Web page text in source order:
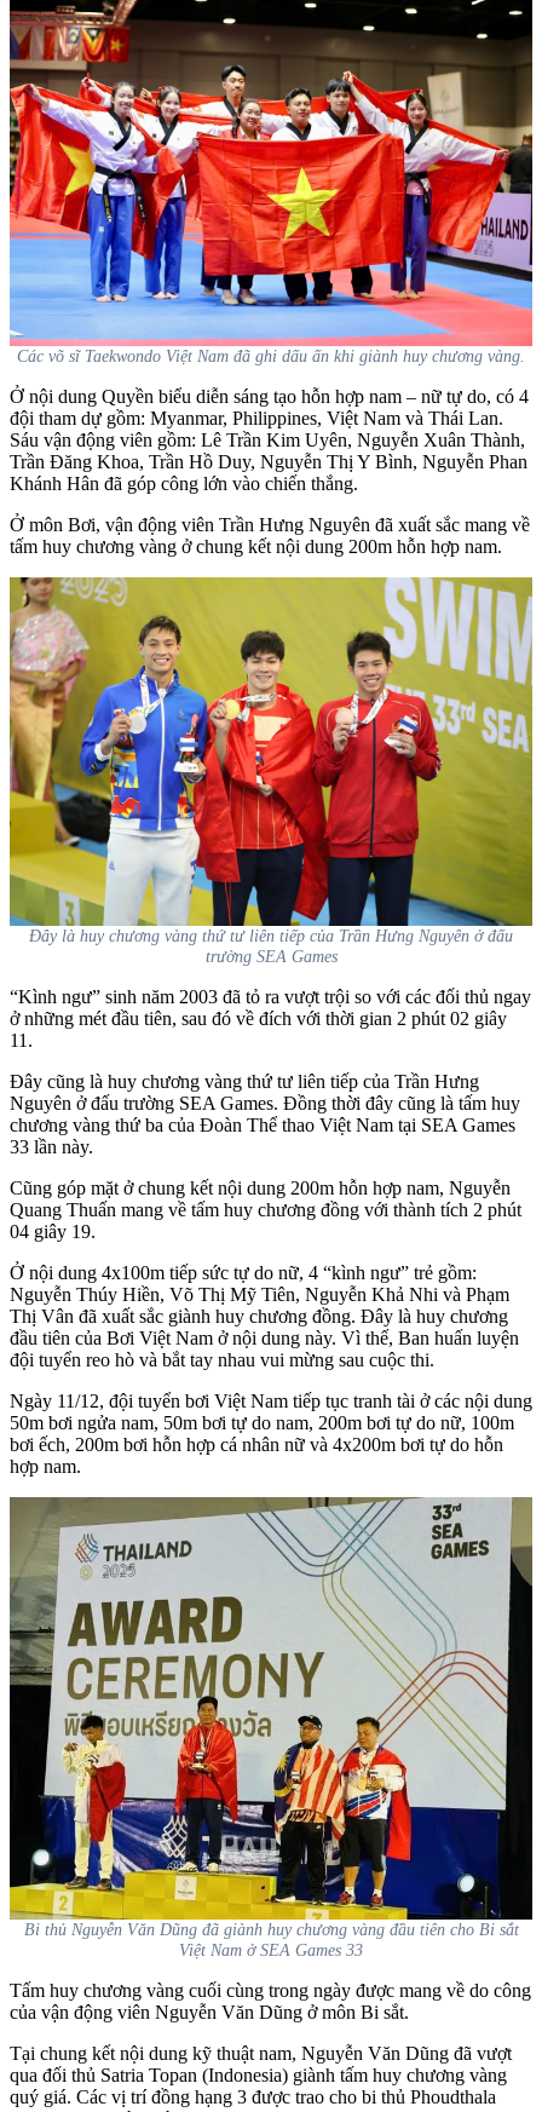
Các võ sĩ Taekwondo Việt Nam đã ghi dấu ấn khi giành huy chương vàng.
Ở nội dung Quyền biểu diễn sáng tạo hỗn hợp nam – nữ tự do, có 4
đội tham dự gồm: Myanmar, Philippines, Việt Nam và Thái Lan.
Sáu vận động viên gồm: Lê Trần Kim Uyên, Nguyễn Xuân Thành,
Trần Đăng Khoa, Trần Hồ Duy, Nguyễn Thị Y Bình, Nguyễn Phan
Khánh Hân đã góp công lớn vào chiến thắng.
Ở môn Bơi, vận động viên Trần Hưng Nguyên đã xuất sắc mang về
tấm huy chương vàng ở chung kết nội dung 200m hỗn hợp nam.
Đây là huy chương vàng thứ tư liên tiếp của Trần Hưng Nguyên ở đấu
trường SEA Games
“Kình ngư” sinh năm 2003 đã tỏ ra vượt trội so với các đối thủ ngay
ở những mét đầu tiên, sau đó về đích với thời gian 2 phút 02 giây
11.
Đây cũng là huy chương vàng thứ tư liên tiếp của Trần Hưng
Nguyên ở đấu trường SEA Games. Đồng thời đây cũng là tấm huy
chương vàng thứ ba của Đoàn Thể thao Việt Nam tại SEA Games
33 lần này.
Cũng góp mặt ở chung kết nội dung 200m hỗn hợp nam, Nguyễn
Quang Thuấn mang về tấm huy chương đồng với thành tích 2 phút
04 giây 19.
Ở nội dung 4x100m tiếp sức tự do nữ, 4 “kình ngư” trẻ gồm:
Nguyễn Thúy Hiền, Võ Thị Mỹ Tiên, Nguyễn Khả Nhi và Phạm
Thị Vân đã xuất sắc giành huy chương đồng. Đây là huy chương
đầu tiên của Bơi Việt Nam ở nội dung này. Vì thế, Ban huấn luyện
đội tuyển reo hò và bắt tay nhau vui mừng sau cuộc thi.
Ngày 11/12, đội tuyển bơi Việt Nam tiếp tục tranh tài ở các nội dung
50m bơi ngửa nam, 50m bơi tự do nam, 200m bơi tự do nữ, 100m
bơi ếch, 200m bơi hỗn hợp cá nhân nữ và 4x200m bơi tự do hỗn
hợp nam.
Bi thủ Nguyễn Văn Dũng đã giành huy chương vàng đầu tiên cho Bi sắt
Việt Nam ở SEA Games 33
Tấm huy chương vàng cuối cùng trong ngày được mang về do công
của vận động viên Nguyễn Văn Dũng ở môn Bi sắt.
Tại chung kết nội dung kỹ thuật nam, Nguyễn Văn Dũng đã vượt
qua đối thủ Satria Topan (Indonesia) giành tấm huy chương vàng
quý giá. Các vị trí đồng hạng 3 được trao cho bi thủ Phoudthala